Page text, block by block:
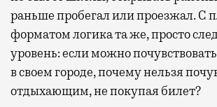
раньше пробегал или проезжал. С
форматом логика та же, просто
уровень: если можно
в своем городе, почему нельзя
отдыхающим, не покупая билет?